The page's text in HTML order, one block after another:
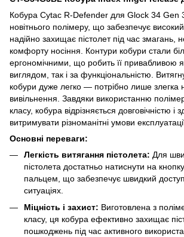
Кобура Cytac R-Defender для Glock 34 Gen
новітнього полімеру, що забезпечує високий
надійно захищає пістолет під час змагань,
комфорту носіння. Контури кобури стали
ергономічними, що робить її привабливою
виглядом, так і за функціональністю.
кобури дуже легко — потрібно лише злегка
вивільнення. Завдяки використанню
класу, кобура відрізняється довговічністю і
витримувати різноманітні умови
Основні переваги:
Легкість витягання пістолета: Для
пістолета достатньо натиснути на
пальцем, що забезпечує швидкий
ситуаціях.
Міцність і захист: Виготовлена з
класу, ця кобура ефективно захищає
пошкоджень під час активного